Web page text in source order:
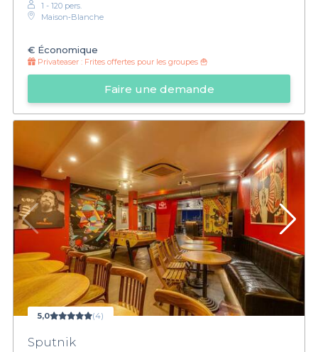
1 - 120 pers.
Maison‑Blanche
€ Économique
Privateaser : Frites offertes pour les groupes 🍟
Faire une demande
5,0 (4)
Sputnik